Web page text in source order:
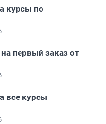
курсы по
первый заказ от
все курсы